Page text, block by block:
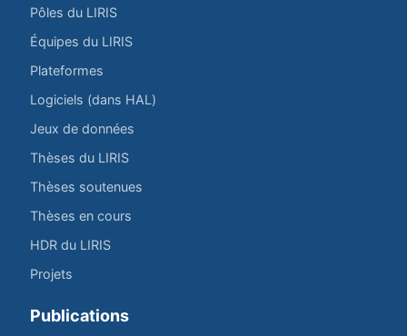
Pôles du LIRIS
Équipes du LIRIS
Plateformes
Logiciels (dans HAL)
Jeux de données
Thèses du LIRIS
Thèses soutenues
Thèses en cours
HDR du LIRIS
Projets
Publications